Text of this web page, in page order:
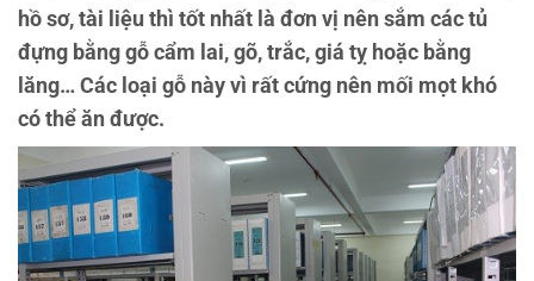
hồ sơ, tài liệu thì tốt nhất là đơn vị nên sắm các tủ
đựng bằng gỗ cẩm lai, gõ, trắc, giá tỵ hoặc bằng
lăng… Các loại gỗ này vì rất cứng nên mối mọt khó
có thể ăn được.